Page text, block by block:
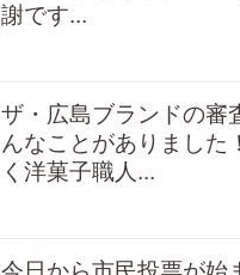
謝です...
ザ・広島ブランドの審
んなことがありました
く洋菓子職人...